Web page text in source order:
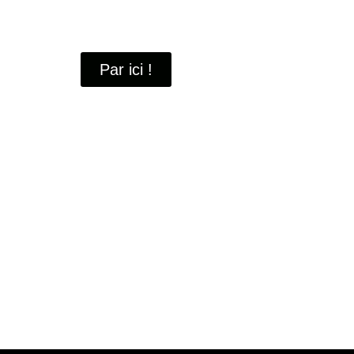
Par ici !